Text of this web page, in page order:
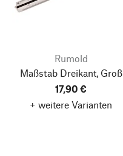
Rumold
Maßstab Dreikant, Groß
17,90 €
+ weitere Varianten